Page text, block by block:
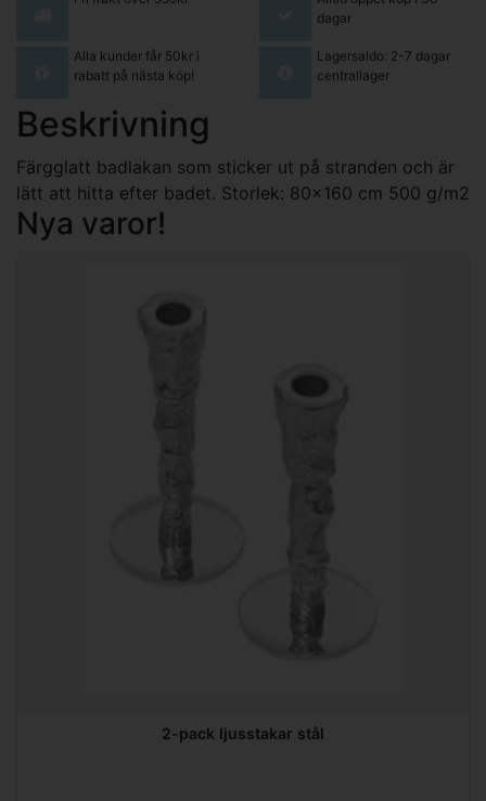
dagar
Alla kunder får 50kr i
rabatt på nästa köp!
Lagersaldo: 2-7 dagar
centrallager
Beskrivning
Färgglatt badlakan som sticker ut på stranden och är
lätt att hitta efter badet. Storlek: 80x160 cm 500 g/m2
Nya varor!
2-pack ljusstakar stål